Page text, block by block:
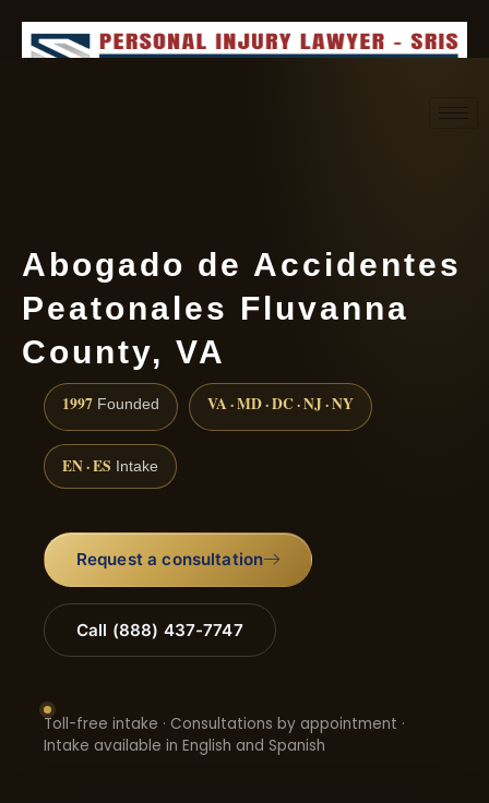
Abogado de Accidentes
Peatonales Fluvanna
County, VA
1997 Founded VA · MD · DC · NJ · NY
EN · ES Intake
Request a consultation
Call (888) 437-7747
Toll-free intake · Consultations by appointment ·
Intake available in English and Spanish